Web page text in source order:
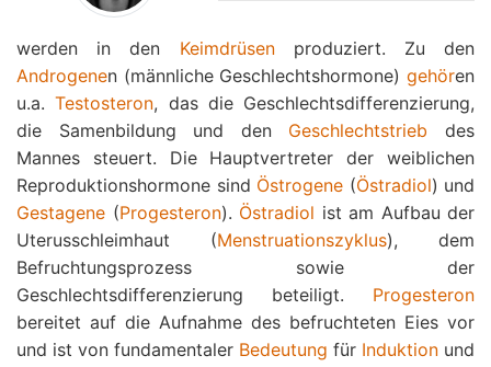
werden in den Keimdrüsenproduziert. Zu den
Androgenen (männliche Geschlechtshormone) gehören
u.a.Testosteron, das die Geschlechtsdifferenzierung,
die Samenbildung und den Geschlechtstrieb des
Mannes steuert. Die Hauptvertreter der weiblichen
Reproduktionshormone sind Östrogene (Östradiol) und
Gestagene (Progesteron). Östradiol ist am Aufbau der
Uterusschleimhaut (Menstruationszyklus), dem
Befruchtungsprozess sowie der
Geschlechtsdifferenzierung beteiligt. Progesteron
bereitet auf die Aufnahme des befruchteten Eies vor
und ist von fundamentaler Bedeutung für Induktion und